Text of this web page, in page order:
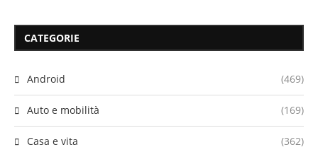
CATEGORIE
Android (469)
Auto e mobilità (169)
Casa e vita (362)